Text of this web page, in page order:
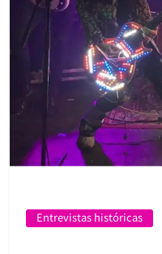
Entrevistas históricas